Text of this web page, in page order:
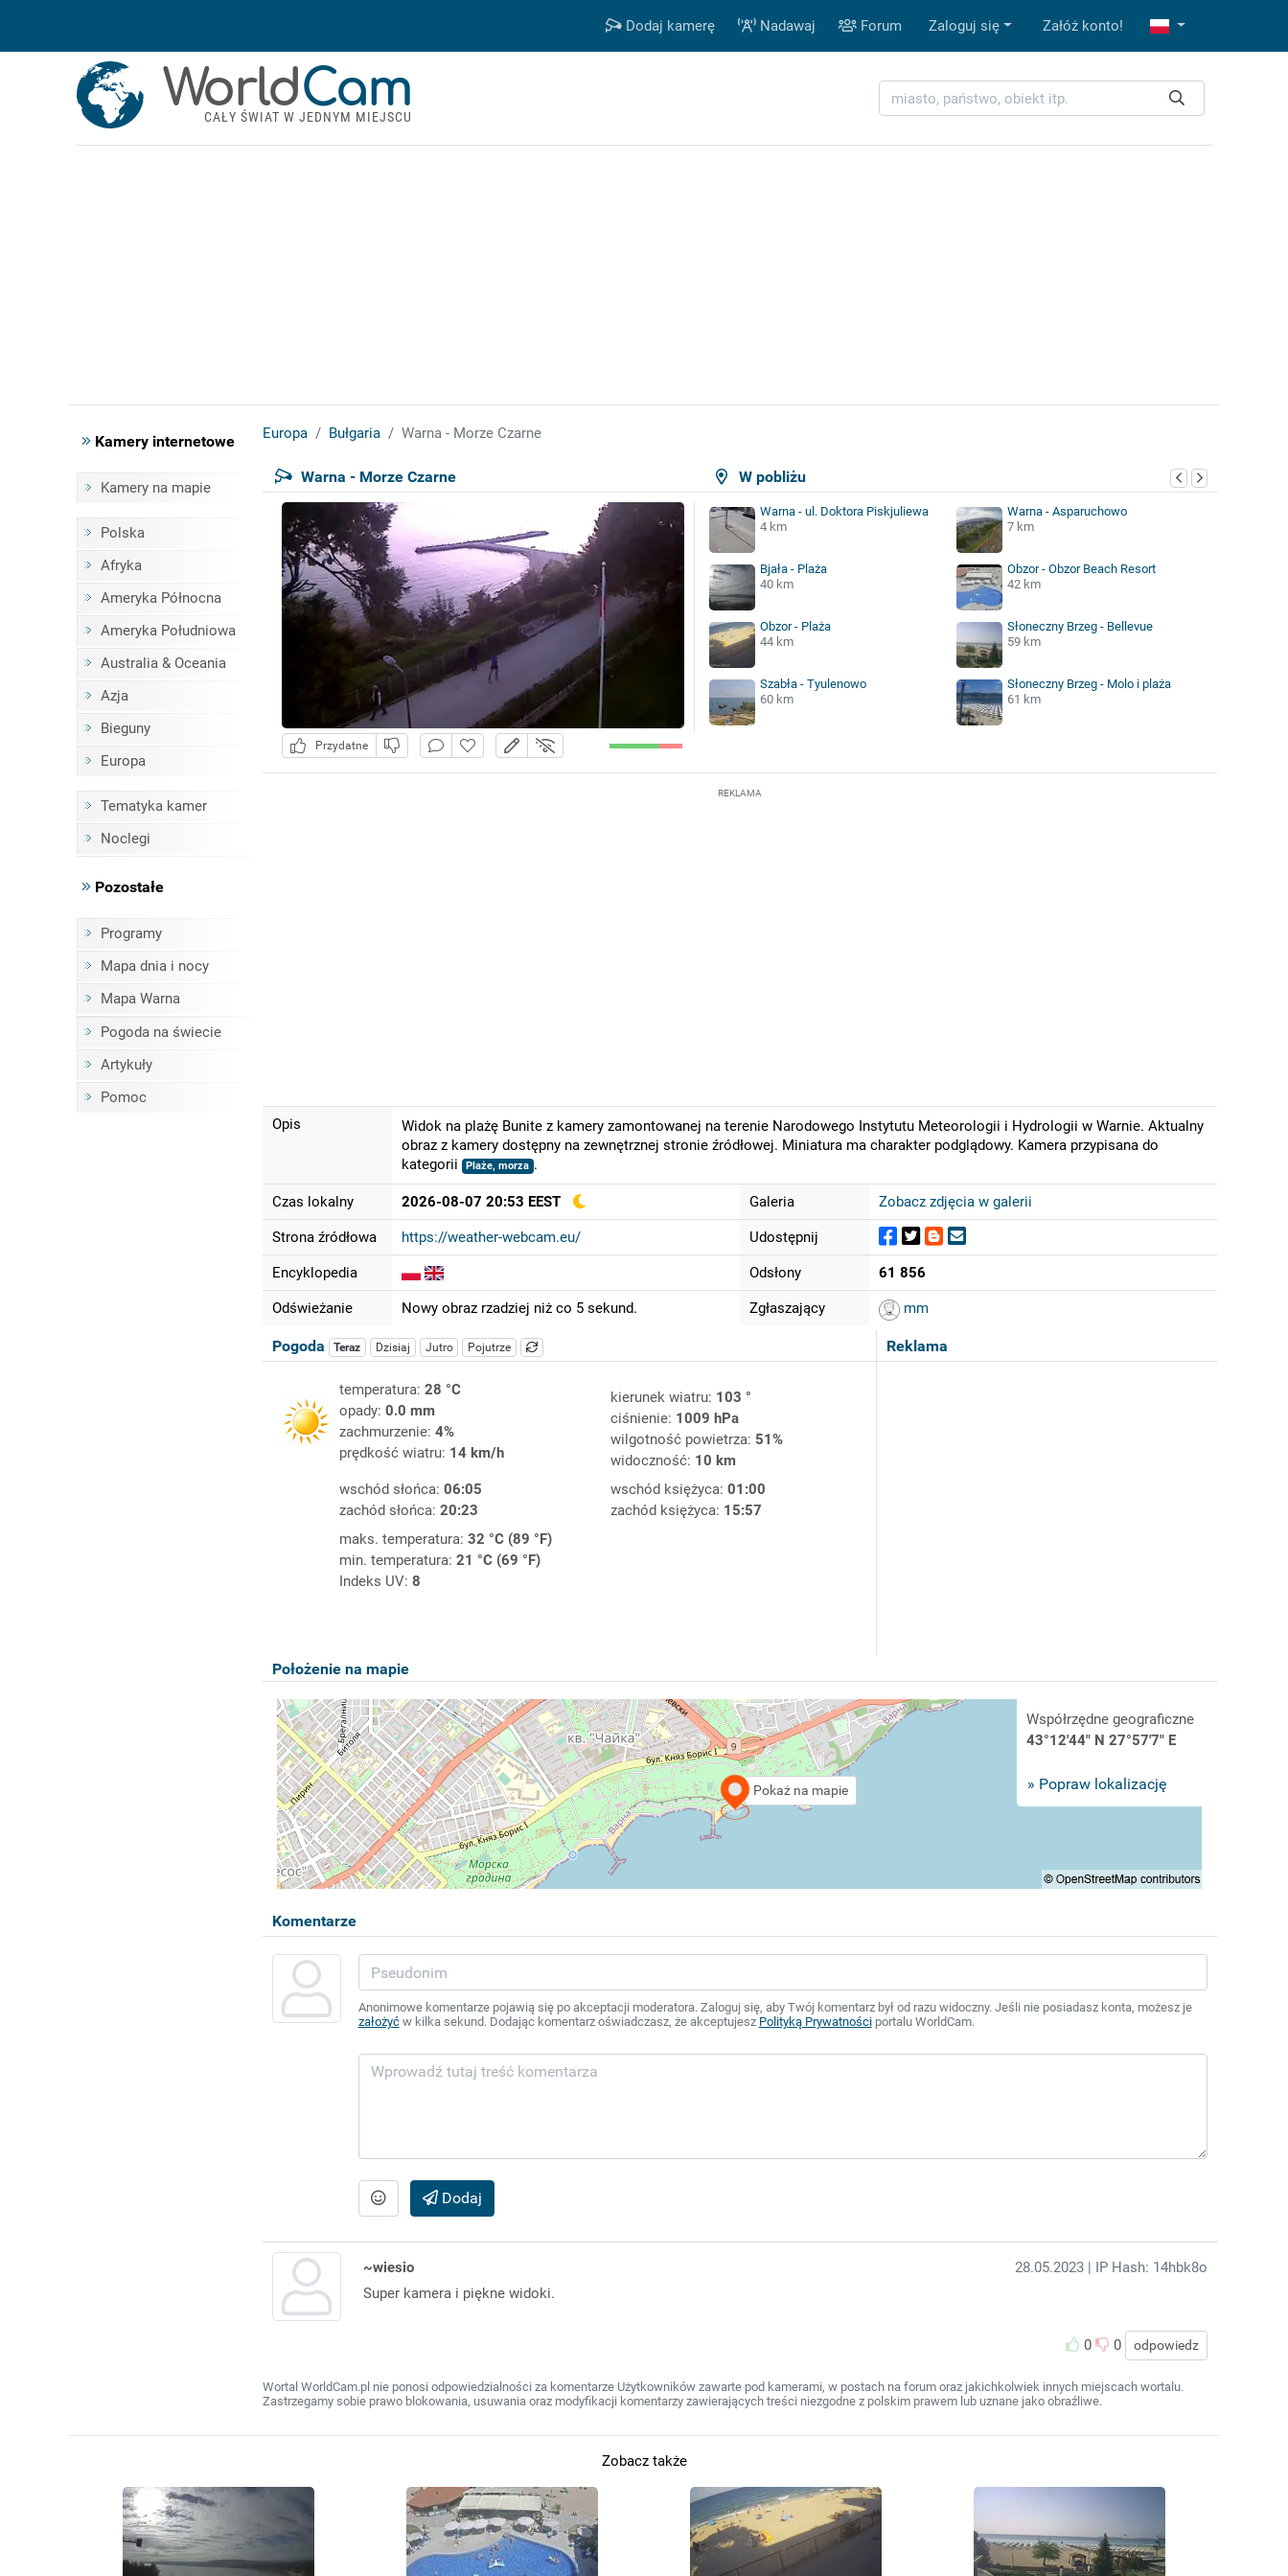
Dodaj kamerę Nadawaj Forum Zaloguj się Załóż konto!
WorldCam
CAŁY ŚWIAT W JEDNYM MIEJSCU
Kamery internetowe
Kamery na mapie
Polska
Afryka
Ameryka Północna
Ameryka Południowa
Australia & Oceania
Azja
Bieguny
Europa
Tematyka kamer
Noclegi
Pozostałe
Programy
Mapa dnia i nocy
Mapa Warna
Pogoda na świecie
Artykuły
Pomoc
Europa Bułgaria Warna - Morze Czarne
W pobliżu
Warna - Morze Czarne
Przydatne
Warna - ul. Doktora Piskjuliewa
4 km
Warna - Asparuchowo
7 km
Bjała - Plaża
40 km
Obzor - Obzor Beach Resort
42 km
Obzor - Plaża
44 km
Słoneczny Brzeg - Bellevue
59 km
Szabła - Tyulenowo
60 km
Słoneczny Brzeg - Molo i plaża
61 km
REKLAMA
Opis
Widok na plażę Bunite z kamery zamontowanej na terenie Narodowego Instytutu Meteorologii i Hydrologii w Warnie. Aktualny
obraz z kamery dostępny na zewnętrznej stronie źródłowej. Miniatura ma charakter podglądowy. Kamera przypisana do
kategorii
Plaże, morza .
Czas lokalny 2026-08-07 20:53 EEST
Strona źródłowa https://weather-webcam.eu/
Encyklopedia
Odświeżanie Nowy obraz rzadziej niż co 5 sekund.
Galeria Zobacz zdjęcia w galerii
Udostępnij
Odsłony 61 856
Zgłaszający mm
Reklama
Pogoda Teraz Dzisiaj Jutro Pojutrze
temperatura: 28 °C
opady: 0.0 mm
zachmurzenie: 4%
prędkość wiatru: 14 km/h
kierunek wiatru: 103 °
ciśnienie: 1009 hPa
wilgotność powietrza: 51%
widoczność: 10 km
wschód słońca: 06:05
zachód słońca: 20:23
wschód księżyca: 01:00
zachód księżyca: 15:57
maks. temperatura: 32 °C (89 °F)
min. temperatura: 21 °C (69 °F)
Indeks UV: 8
Położenie na mapie
Pokaż na mapie
Współrzędne geograficzne
43°12'44" N 27°57'7" E
» Popraw lokalizację
Komentarze
Anonimowe komentarze pojawią się po akceptacji moderatora. Zaloguj się, aby Twój komentarz był od razu widoczny. Jeśli nie posiadasz konta, możesz je
założyćw kilka sekund. Dodając komentarz oświadczasz, że akceptujesz Polityką Prywatnościportalu WorldCam.
Dodaj
28.05.2023 | IP Hash: 14hbk8o
~wiesio
Super kamera i piękne widoki.
0 0 odpowiedz
Wortal WorldCam.pl nie ponosi odpowiedzialności za komentarze Użytkowników zawarte pod kamerami, w postach na forum oraz jakichkolwiek innych miejscach wortalu.
Zastrzegamy sobie prawo blokowania, usuwania oraz modyfikacji komentarzy zawierających treści niezgodne z polskim prawem lub uznane jako obraźliwe.
Zobacz także